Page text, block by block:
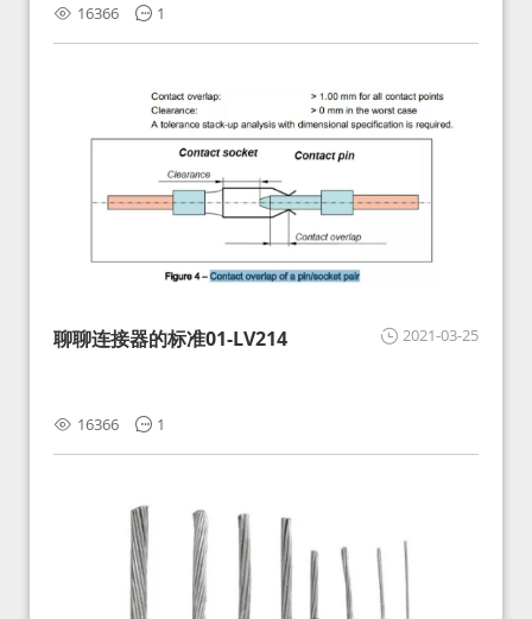
16366 1
2021-03-25
聊聊连接器的标准01-LV214
16366 1